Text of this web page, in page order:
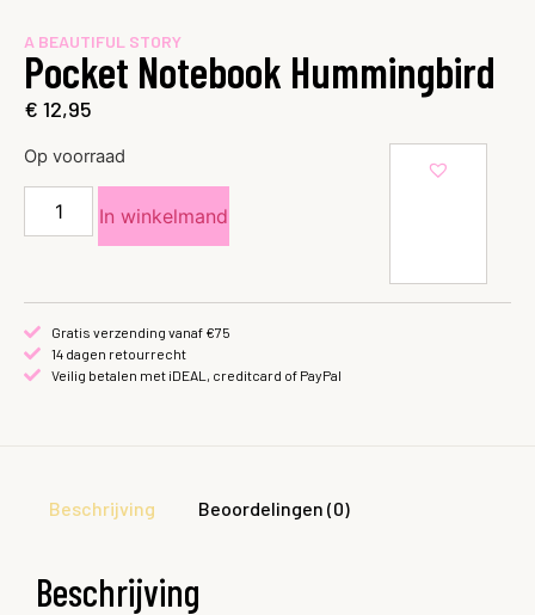
A BEAUTIFUL STORY
Pocket Notebook Hummingbird
€ 12,95
Op voorraad
In winkelmand
Gratis verzending vanaf €75
14 dagen retourrecht
Veilig betalen met iDEAL, creditcard of PayPal
Beschrijving Beoordelingen (0)
Beschrijving